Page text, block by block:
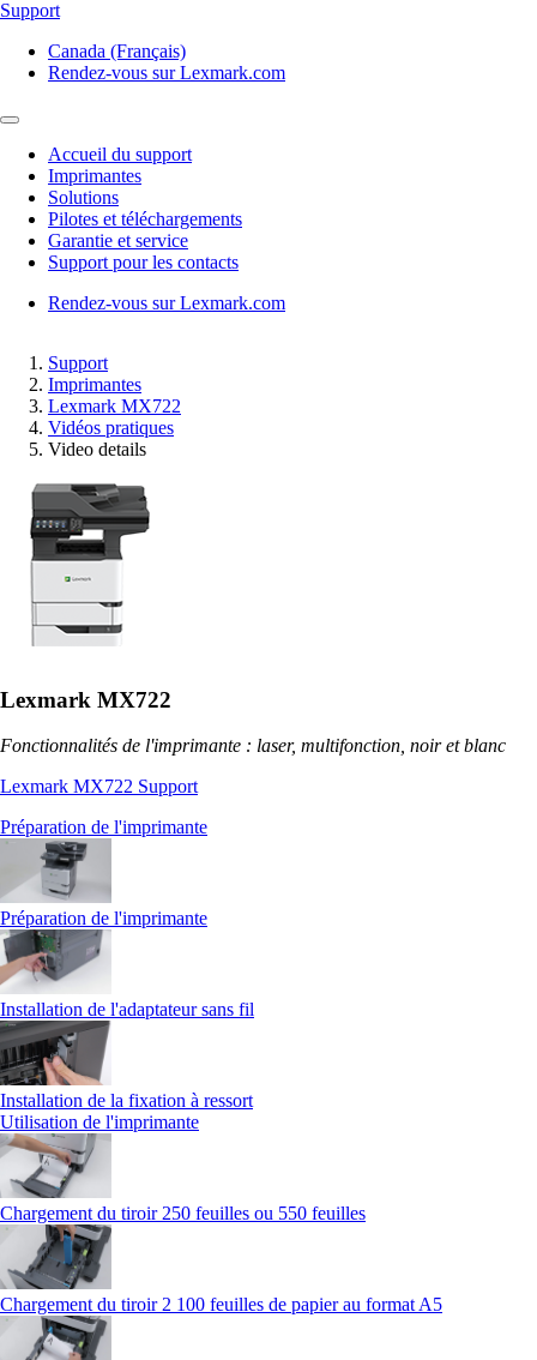
Support
Canada (Français)
Rendez-vous sur Lexmark.com
Accueil du support
Imprimantes
Solutions
Pilotes et téléchargements
Garantie et service
Support pour les contacts
Rendez-vous sur Lexmark.com
Support
Imprimantes
Lexmark MX722
Vidéos pratiques
Video details
Lexmark MX722
Fonctionnalités de l'imprimante : laser, multifonction, noir et blanc
Lexmark MX722 Support
Préparation de l'imprimante
Préparation de l'imprimante
Installation de l'adaptateur sans fil
Installation de la fixation à ressort
Utilisation de l'imprimante
Chargement du tiroir 250 feuilles ou 550 feuilles
Chargement du tiroir 2 100 feuilles de papier au format A5